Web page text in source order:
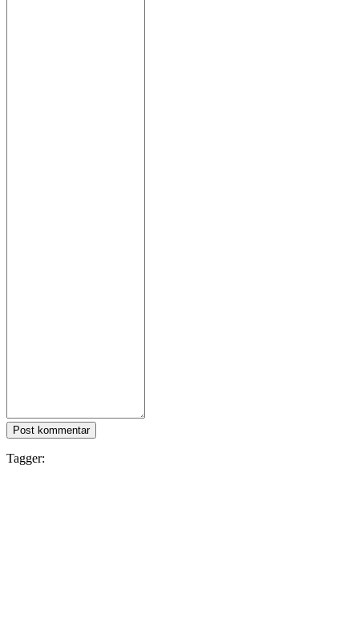
Post kommentar
Tagger: